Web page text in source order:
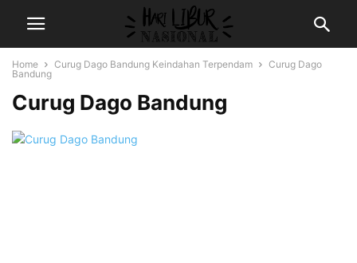
Home Curug Dago Bandung Keindahan Terpendam
Curug Dago
Bandung
Curug Dago Bandung